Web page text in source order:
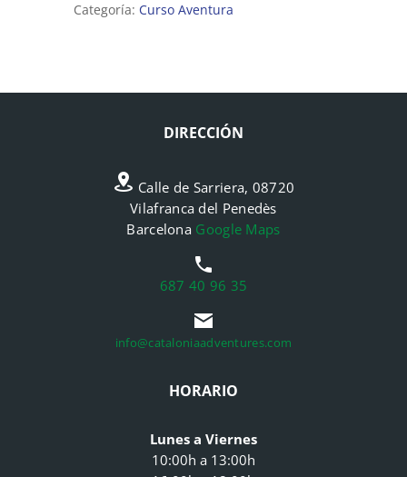
Categoría: Curso Aventura
DIRECCIÓN
Calle de Sarriera, 08720
Vilafranca del Penedès
Barcelona Google Maps
687 40 96 35
info@cataloniaadventures.com
HORARIO
Lunes a Viernes
10:00h a 13:00h